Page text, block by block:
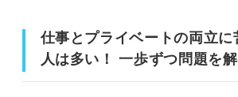
仕事とプライベートの両立に
人は多い！ 一歩ずつ問題を